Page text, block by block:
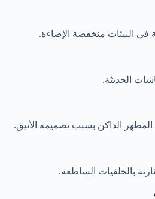
البيئات منخفضة الإضاءة.
الحديثة.
الداكن بسبب تصميمه الأنيق.
بالخلفيات الساطعة.